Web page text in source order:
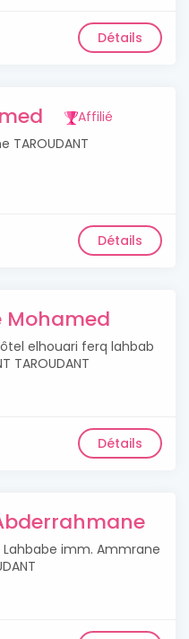
Détails
Affilié
TAROUDANT
Détails
Mohamed
elhouari ferq lahbab
TAROUDANT
Détails
Lahbabe imm. Ammrane